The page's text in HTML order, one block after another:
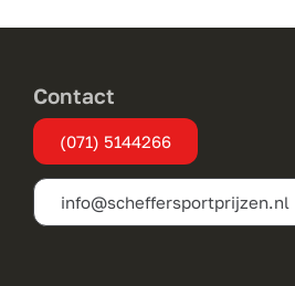
optie
worden
de
productpagina
Contact
(071) 5144266
info@scheffersportprijzen.nl